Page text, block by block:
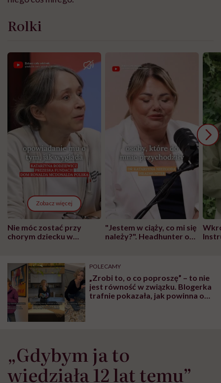
Rolki
Zobacz więcej
Nie móc zostać przy
chorym dziecku w
może chyba tylko
głupota i brak
wyobraźni"
"Jestem w ciąży, co mi się
należy?". Headhunter o
pracy
POLECAMY
„Zrobi to, o co poproszę” – to nie
jest równość w związku. Blogerka
trafnie pokazała, jak powinna ona
„Gdybym ja to
wiedziała 12 lat temu”